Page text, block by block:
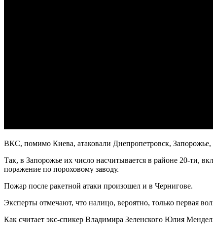
ВКС, помимо Киева, атаковали Днепропетровск,
Так, в Запорожье их число насчитывается в районе 20-
поражение по пороховому заводу.
Пожар после ракетной атаки произошел и в Чернигове.
Эксперты отмечают, что налицо, вероятно, только первая
Как считает экс-спикер Владимира Зеленского Юлия